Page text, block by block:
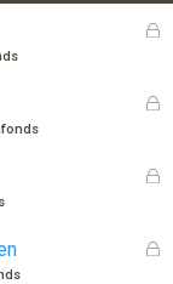
G
n
G
n
G
G